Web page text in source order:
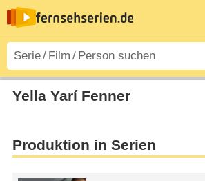
Yella Yarí Fenner
Produktion in Serien